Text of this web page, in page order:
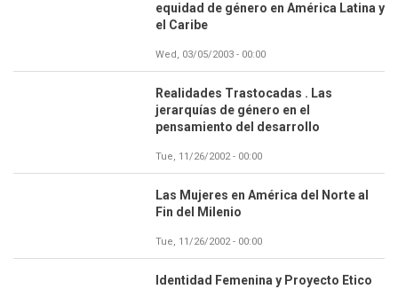
equidad de género en América Latina y
el Caribe
Wed, 03/05/2003 - 00:00
Realidades Trastocadas . Las
jerarquías de género en el
pensamiento del desarrollo
Tue, 11/26/2002 - 00:00
Las Mujeres en América del Norte al
Fin del Milenio
Tue, 11/26/2002 - 00:00
Identidad Femenina y Proyecto Etico